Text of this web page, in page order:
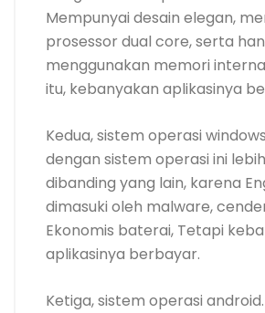
Mempunyai desain elegan,
prosessor dual core, serta
menggunakan memori
itu, kebanyakan aplikasinya
Kedua, sistem operasi
dengan sistem operasi ini
dibanding yang lain, karena
dimasuki oleh malware,
Ekonomis baterai, Tetapi
aplikasinya berbayar.
Ketiga, sistem operasi